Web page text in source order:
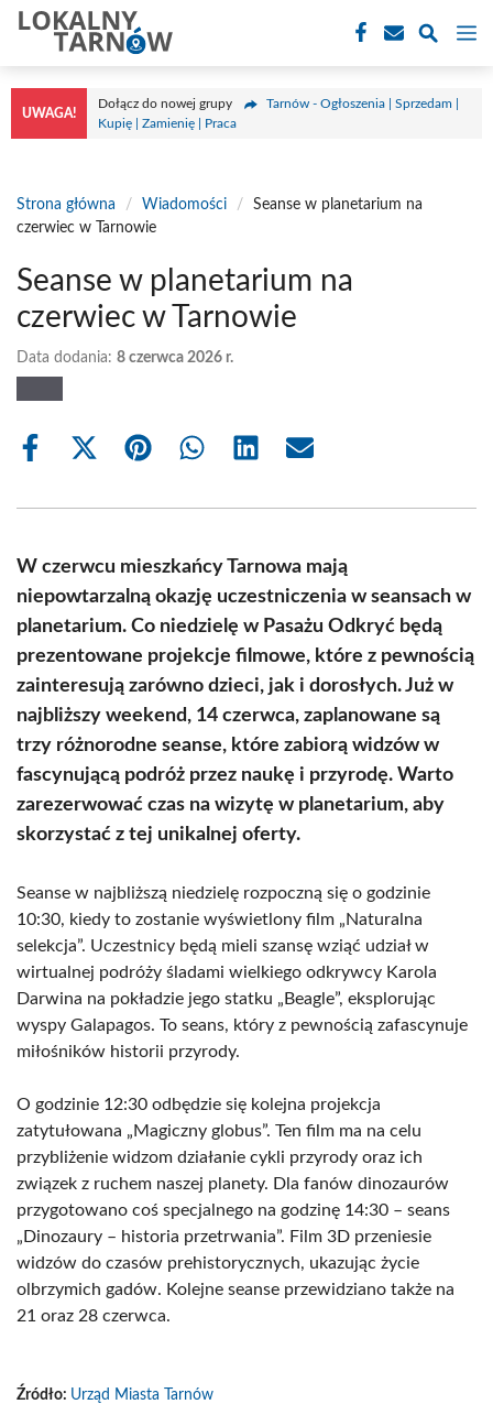
Przejdź
treści
UWAGA!
Dołącz do nowej grupy
Tarnów - Ogłoszenia | Sprzedam |
Kupię | Zamienię | Praca
Strona główna / Wiadomości /
Seanse w planetarium na
czerwiec w Tarnowie
Seanse w planetarium na
czerwiec w Tarnowie
Data dodania: 8 czerwca 2026 r.
Share
Share
(Twitter)
Share Share Share Share
W czerwcu mieszkańcy Tarnowa mają
niepowtarzalną okazję uczestniczenia w seansach w
planetarium. Co niedzielę w Pasażu Odkryć będą
prezentowane projekcje filmowe, które z pewnością
zainteresują zarówno dzieci, jak i dorosłych. Już w
najbliższy weekend, 14 czerwca, zaplanowane są
trzy różnorodne seanse, które zabiorą widzów w
fascynującą podróż przez naukę i przyrodę. Warto
zarezerwować czas na wizytę w planetarium, aby
skorzystać z tej unikalnej oferty.
Seanse w najbliższą niedzielę rozpoczną się o godzinie
10:30, kiedy to zostanie wyświetlony film „Naturalna
selekcja”. Uczestnicy będą mieli szansę wziąć udział w
wirtualnej podróży śladami wielkiego odkrywcy Karola
Darwina na pokładzie jego statku „Beagle”, eksplorując
wyspy Galapagos. To seans, który z pewnością zafascynuje
miłośników historii przyrody.
O godzinie 12:30 odbędzie się kolejna projekcja
zatytułowana „Magiczny globus”. Ten film ma na celu
przybliżenie widzom działanie cykli przyrody oraz ich
związek z ruchem naszej planety. Dla fanów dinozaurów
przygotowano coś specjalnego na godzinę 14:30 – seans
„Dinozaury – historia przetrwania”. Film 3D przeniesie
widzów do czasów prehistorycznych, ukazując życie
olbrzymich gadów. Kolejne seanse przewidziano także na
21 oraz 28 czerwca.
Źródło: Urząd Miasta Tarnów